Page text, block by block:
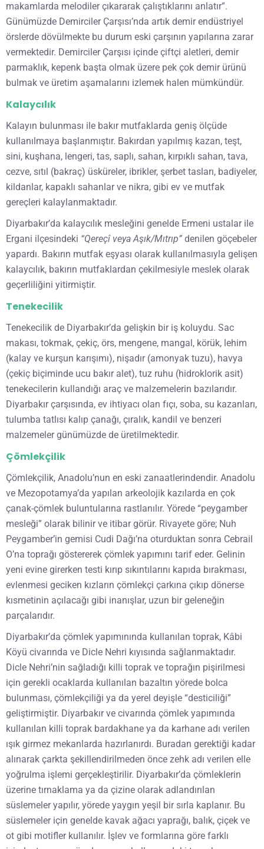
makamlarda melodiler çıkararak çalıştıklarını anlatır”.
Günümüzde Demirciler Çarşısı’nda artık demir endüstriyel
örslerde dövülmekte bu durum eski çarşının yapılarına zarar
vermektedir. Demirciler Çarşısı içinde çiftçi aletleri, demir
parmaklık, kepenk başta olmak üzere pek çok demir ürünü
bulmak ve üretim aşamalarını izlemek halen mümkündür.
Kalaycılık
Kalayın bulunması ile bakır mutfaklarda geniş ölçüde
kullanılmaya başlanmıştır. Bakırdan yapılmış kazan, teşt,
sini, kuşhana, lengeri, tas, saplı, sahan, kırpıklı sahan, tava,
cezve, sıtıl (bakraç) üsküreler, ibrikler, şerbet tasları, badiyeler,
kildanlar, kapaklı sahanlar ve nikra, gibi ev ve mutfak
gereçleri kalaylanmaktadır.
Diyarbakır’da kalaycılık mesleğini genelde Ermeni ustalar ile
Ergani ilçesindeki “Qereçî veya Aşık/Mıtrıp” denilen göçebeler
yapardı. Bakırın mutfak eşyası olarak kullanılmasıyla gelişen
kalaycılık, bakırın mutfaklardan çekilmesiyle meslek olarak
geçerliliğini yitirmiştir.
Tenekecilik
Tenekecilik de Diyarbakır’da gelişkin bir iş koluydu. Sac
makası, tokmak, çekiç, örs, mengene, mangal, körük, lehim
(kalay ve kurşun karışımı), nişadır (amonyak tuzu), havya
(çekiç biçiminde ucu bakır alet), tuz ruhu (hidroklorik asit)
tenekecilerin kullandığı araç ve malzemelerin bazılarıdır.
Diyarbakır çarşısında, ev ihtiyacı olan fıçı, soba, su kazanları,
tulumba tatlısı kalıp çanağı, çıralık, kandil ve benzeri
malzemeler günümüzde de üretilmektedir.
Çömlekçilik
Çömlekçilik, Anadolu’nun en eski zanaatlerindendir. Anadolu
ve Mezopotamya’da yapılan arkeolojik kazılarda en çok
çanak-çömlek buluntularına rastlanılır. Yörede “peygamber
mesleği” olarak bilinir ve itibar görür. Rivayete göre; Nuh
Peygamber’in gemisi Cudi Dağı’na oturduktan sonra Cebrail
O’na toprağı göstererek çömlek yapımını tarif eder. Gelinin
yeni evine girerken testi kırıp sıkıntılarını kapıda bırakması,
evlenmesi geciken kızların çömlekçi çarkına çıkıp dönerse
kısmetinin açılacağı gibi inanışlar, uzun bir geleneğin
parçalarıdır.
Diyarbakır’da çömlek yapımınında kullanılan toprak, Kâbi
Köyü civarında ve Dicle Nehri kıyısında sağlanmaktadır.
Dicle Nehri’nin sağladığı killi toprak ve toprağın pişirilmesi
için gerekli ocaklarda kullanılan bazaltın yörede bolca
bulunması, çömlekçiliği ya da yerel deyişle “desticiliği”
geliştirmiştir. Diyarbakır ve civarında çömlek yapımında
kullanılan killi toprak bardakhane ya da karhane adı verilen
ışık girmez mekanlarda hazırlanırdı. Buradan gerektiği kadar
alınarak çarkta şekillendirilmeden önce zehk adı verilen elle
yoğrulma işlemi gerçekleştirilir. Diyarbakır’da çömleklerin
üzerine tırnaklama ya da çizine olarak adlandırılan
süslemeler yapılır, yörede yaygın yeşil bir sırla kaplanır. Bu
süslemeler için genelde kavak ağacı yaprağı, balık, çiçek ve
ot gibi motifler kullanılır. İşlev ve formlarına göre farklı